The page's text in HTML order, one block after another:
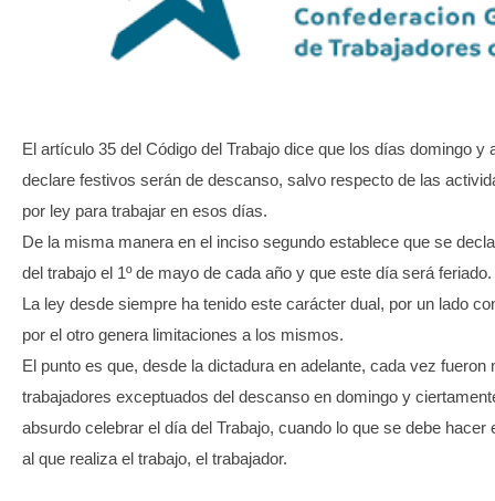
APP MÓVIL
El artículo 35 del Código del Trabajo dice que los días domingo y
declare festivos serán de descanso, salvo respecto de las
por ley para trabajar en esos días.
De la misma manera en el inciso segundo establece que se
del trabajo el 1º de mayo de cada año y que este día será feriado.
La ley desde siempre ha tenido este carácter dual, por un lado
por el otro genera limitaciones a los mismos.
El punto es que, desde la dictadura en adelante, cada vez fueron
trabajadores exceptuados del descanso en domingo y
absurdo celebrar el día del Trabajo, cuando lo que se debe hacer
al que realiza el trabajo, el trabajador.